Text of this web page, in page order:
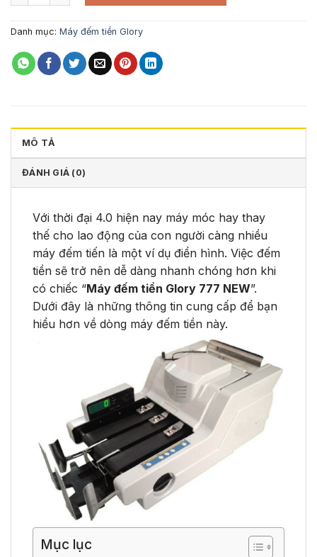
Danh mục: Máy đếm tiền Glory
MÔ TẢ
ĐÁNH GIÁ (0)
Với thời đại 4.0 hiện nay máy móc hay thay
thế cho lao động của con người càng nhiều
máy đếm tiến là một ví dụ điển hình. Việc đếm
tiền sẽ trở nên dễ dàng nhanh chóng hơn khi
có chiếc “Máy đếm tiền Glory 777 NEW”.
Dưới đây là những thông tin cung cấp để bạn
hiểu hơn về dòng máy đếm tiền này.
Mục lục